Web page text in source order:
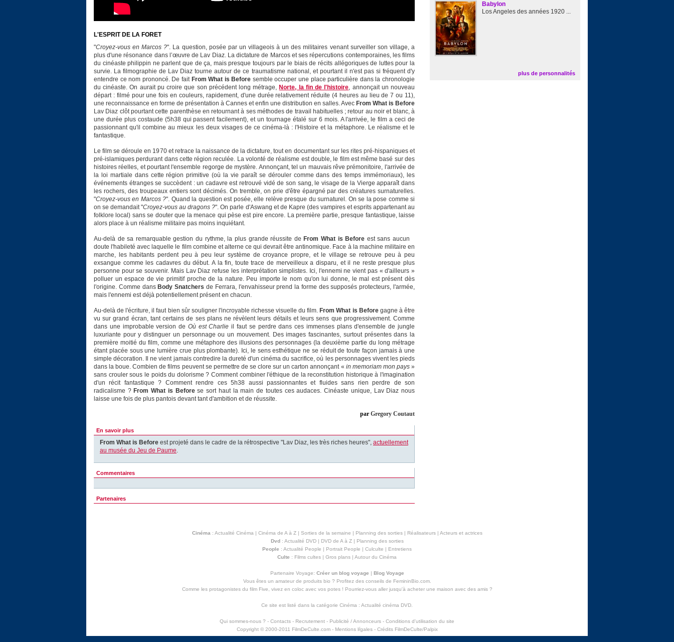
L'ESPRIT DE LA FORET
"Croyez-vous en Marcos ?". La question, posée par un villageois à un des militaires venant surveiller son village, a
plus d'une résonance dans l’œuvre de Lav Diaz. La dictature de Marcos et ses répercutions contemporaines, les films
du cinéaste philippin ne parlent que de ça, mais presque toujours par le biais de récits allégoriques de luttes pour la
survie. La filmographie de Lav Diaz tourne autour de ce traumatisme national, et pourtant il n'est pas si fréquent d'y
entendre ce nom prononcé. De fait From What is Before semble occuper une place particulière dans la chronologie
du cinéaste. On aurait pu croire que son précédent long métrage, Norte, la fin de l'histoire, annonçait un nouveau
départ : filmé pour une fois en couleurs, rapidement, d'une durée relativement réduite (4 heures au lieu de 7 ou 11),
une reconnaissance en forme de présentation à Cannes et enfin une distribution en salles. Avec From What is Before
Lav Diaz clôt pourtant cette parenthèse en retournant à ses méthodes de travail habituelles ; retour au noir et blanc, à
une durée plus costaude (5h38 qui passent facilement), et un tournage étalé sur 6 mois. A l'arrivée, le film a ceci de
passionnant qu'il combine au mieux les deux visages de ce cinéma-là : l'Histoire et la métaphore. Le réalisme et le
fantastique.
Le film se déroule en 1970 et retrace la naissance de la dictature, tout en documentant sur les rites pré-hispaniques et
pré-islamiques perdurant dans cette région reculée. La volonté de réalisme est double, le film est même basé sur des
histoires réelles, et pourtant l'ensemble regorge de mystère. Annonçant, tel un mauvais rêve prémonitoire, l'arrivée de
la loi martiale dans cette région primitive (où la vie paraît se dérouler comme dans des temps immémoriaux), les
événements étranges se succèdent : un cadavre est retrouvé vidé de son sang, le visage de la Vierge apparaît dans
les rochers, des troupeaux entiers sont décimés. On tremble, on prie d'être épargné par des créatures surnaturelles.
"Croyez-vous en Marcos ?". Quand la question est posée, elle relève presque du surnaturel. On se la pose comme si
on se demandait "Croyez-vous au dragons ?". On parle d'Aswang et de Kapre (des vampires et esprits appartenant au
folklore local) sans se douter que la menace qui pèse est pire encore. La première partie, presque fantastique, laisse
alors place à un réalisme militaire pas moins inquiétant.
Au-delà de sa remarquable gestion du rythme, la plus grande réussite de From What is Before est sans aucun
doute l'habileté avec laquelle le film combine et alterne ce qui devrait être antinomique. Face à la machine militaire en
marche, les habitants perdent peu à peu leur système de croyance propre, et le village se retrouve peu à peu
exsangue comme les cadavres du début. A la fin, toute trace de merveilleux a disparu, et il ne reste presque plus
personne pour se souvenir. Mais Lav Diaz refuse les interprétation simplistes. Ici, l'ennemi ne vient pas « d'ailleurs »
polluer un espace de vie primitif proche de la nature. Peu importe le nom qu'on lui donne, le mal est présent dès
l'origine. Comme dans Body Snatchers de Ferrara, l'envahisseur prend la forme des supposés protecteurs, l'armée,
mais l'ennemi est déjà potentiellement présent en chacun.
Au-delà de l'écriture, il faut bien sûr souligner l'incroyable richesse visuelle du film. From What is Beforegagne à être
vu sur grand écran, tant certains de ses plans ne révèlent leurs détails et leurs sens que progressivement. Comme
dans une improbable version de Où est Charlie il faut se perdre dans ces immenses plans d'ensemble de jungle
luxuriante pour y distinguer un personnage ou un mouvement. Des images fascinantes, surtout présentes dans la
première moitié du film, comme une métaphore des illusions des personnages (la deuxième partie du long métrage
étant placée sous une lumière crue plus plombante). Ici, le sens esthétique ne se réduit de toute façon jamais à une
simple décoration. Il ne vient jamais contredire la dureté d'un cinéma du sacrifice, où les personnages vivent les pieds
dans la boue. Combien de films peuvent se permettre de se clore sur un carton annonçant « in memoriam mon pays»
sans crouler sous le poids du dolorisme ? Comment combiner l'éthique de la reconstitution historique à l'imagination
d'un récit fantastique ? Comment rendre ces 5h38 aussi passionnantes et fluides sans rien perdre de son
radicalisme ? From What is Beforese sort haut la main de toutes ces audaces. Cinéaste unique, Lav Diaz nous
laisse une fois de plus pantois devant tant d'ambition et de réussite.
par Gregory Coutaut
En savoir plus
From What is Before est projeté dans le cadre de la rétrospective "Lav Diaz, les très riches heures",actuellement
au musée du Jeu de Paume.
Commentaires
Partenaires
Babylon
Los Angeles des années 1920 ...
plus de personnalités
Cinéma : Actualité Cinéma | Cinéma de A à Z| Sorties de la semaine | Planning des sorties| Réalisateurs| Acteurs et actrices
Dvd: Actualité DVD| DVD de A à Z| Planning des sorties
People : Actualité People | Portrait People | Culculte | Entretiens
Culte : Films cultes | Gros plans | Autour du Cinéma
Partenaire Voyage: Créer un blog voyage | Blog Voyage
Vous êtes un amateur de produits bio ? Profitez des conseils de FemininBio.com.
Comme les protagonistes du film Five, vivez en coloc avec vos potes ! Pourriez-vous aller jusqu'à acheter une maison avec des amis?
Ce site est listé dans la catégorie Cinéma : Actualité cinéma DVD
Qui sommes-nous ? - Contacts - Recrutement - Publicité / Annonceurs - Conditions d'utilisation du site
Copyright © 2000-2011 FilmDeCulte.com - Mentions lŕgales- Crédits FilmDeCulte/Palpix